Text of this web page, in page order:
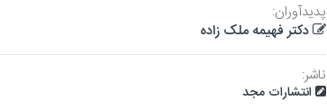
پدیدآوران:
دکتر فهیمه ملک زاده
ناشر:
انتشارات مجد